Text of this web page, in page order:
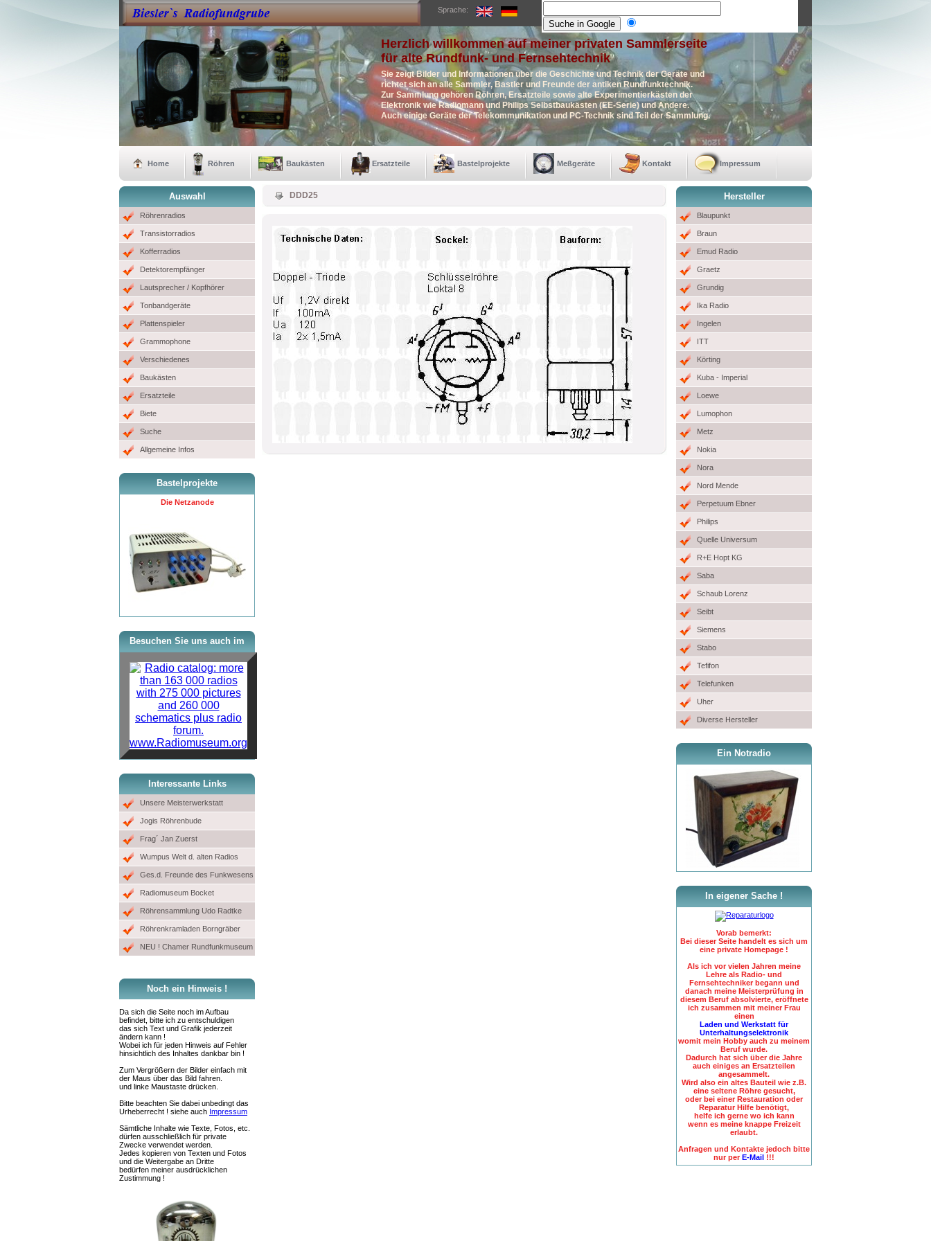
Sprache:
Herzlich willkommen auf meiner privaten Sammlerseite
für alte Rundfunk- und Fernsehtechnik
Sie zeigt Bilder und Informationen über die Geschichte und Technik der Geräte und
richtet sich an alle Sammler, Bastler und Freunde der antiken Rundfunktechnik.
Zur Sammlung gehören Röhren, Ersatzteile sowie alte Experimentierkästen der
Elektronik wie Radiomann und Philips Selbstbaukästen (EE-Serie) und Andere.
Auch einige Geräte der Telekommunikation und PC-Technik sind Teil der Sammlung.
Home Röhren Baukästen Ersatzteile Bastelprojekte Meßgeräte Kontakt Impressum
Auswahl
Röhrenradios
Transistorradios
Kofferradios
Detektorempfänger
Lautsprecher / Kopfhörer
Tonbandgeräte
Plattenspieler
Grammophone
Verschiedenes
Baukästen
Ersatzteile
Biete
Suche
Allgemeine Infos
Bastelprojekte
Die Netzanode
Besuchen Sie uns auch im
www.Radiomuseum.org
Interessante Links
Unsere Meisterwerkstatt
Jogis Röhrenbude
Frag´ Jan Zuerst
Wumpus Welt d. alten Radios
Ges.d. Freunde des Funkwesens
Radiomuseum Bocket
Röhrensammlung Udo Radtke
Röhrenkramladen Borngräber
NEU ! Chamer Rundfunkmuseum
Noch ein Hinweis !
Da sich die Seite noch im Aufbau
befindet, bitte ich zu entschuldigen
das sich Text und Grafik jederzeit
ändern kann !
Wobei ich für jeden Hinweis auf Fehler
hinsichtlich des Inhaltes dankbar bin !
Zum Vergrößern der Bilder einfach mit
der Maus über das Bild fahren.
und linke Maustaste drücken.
Bitte beachten Sie dabei unbedingt das
Urheberrecht ! siehe auch Impressum
Sämtliche Inhalte wie Texte, Fotos, etc.
dürfen ausschließlich für private
Zwecke verwendet werden.
Jedes kopieren von Texten und Fotos
und die Weitergabe an Dritte
bedürfen meiner ausdrücklichen
Zustimmung !
DDD25 Hersteller
Blaupunkt
Braun
Emud Radio
Graetz
Grundig
Ika Radio
Ingelen
ITT
Körting
Kuba - Imperial
Loewe
Lumophon
Metz
Nokia
Nora
Nord Mende
Perpetuum Ebner
Philips
Quelle Universum
R+E Hopt KG
Saba
Schaub Lorenz
Seibt
Siemens
Stabo
Tefifon
Telefunken
Uher
Diverse Hersteller
Ein Notradio
In eigener Sache !
Vorab bemerkt:
Bei dieser Seite handelt es sich um
eine private Homepage !
Als ich vor vielen Jahren meine
Lehre als Radio- und
Fernsehtechniker begann und
danach meine Meisterprüfung in
diesem Beruf absolvierte, eröffnete
ich zusammen mit meiner Frau
einen
Laden und Werkstatt für
Unterhaltungselektronik
womit mein Hobby auch zu meinem
Beruf wurde.
Dadurch hat sich über die Jahre
auch einiges an Ersatzteilen
angesammelt.
Wird also ein altes Bauteil wie z.B.
eine seltene Röhre gesucht,
oder bei einer Restauration oder
Reparatur Hilfe benötigt,
helfe ich gerne wo ich kann
wenn es meine knappe Freizeit
erlaubt.
Anfragen und Kontakte jedoch bitte
nur per E-Mail !!!